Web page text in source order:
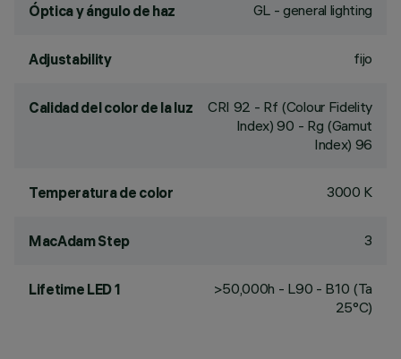
Óptica y ángulo de haz GL - general lighting
Adjustability fijo
Calidad del color de la luz CRI 92 - Rf (Colour Fidelity
Index) 90 - Rg (Gamut
Index) 96
Temperatura de color 3000 K
MacAdam Step 3
Lifetime LED 1
>50,000h - L90 - B10 (Ta
25°C)